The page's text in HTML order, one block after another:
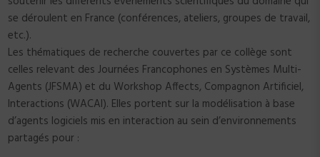
se déroulent en France (conférences, ateliers, groupes de travail,
etc.).
Les thématiques de recherche couvertes par ce collège sont
celles relevant des Journées Francophones en Systèmes Multi-
Agents (JFSMA) et du Workshop Affects, Compagnon Artificiel,
Interactions (WACAI). Elles portent sur la modélisation à base
d’agents logiciels mis en interaction au sein d’environnements
partagés pour :